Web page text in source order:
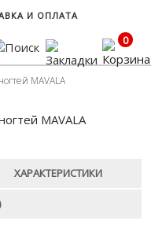
И ОПЛАТА
0
MAVALA
ХАРАКТЕРИСТИКИ